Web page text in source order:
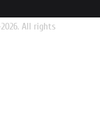
All rights